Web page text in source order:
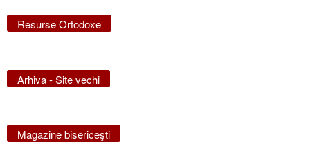
Resurse Ortodoxe
Arhiva - Site vechi
Magazine bisericeşti